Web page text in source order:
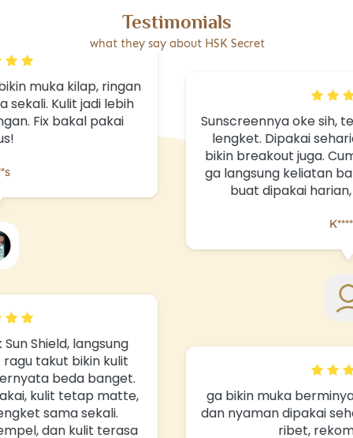
Testimonials
what they say about HSK Secret
Sunscreennya oke sih, teksturnya ringan dan ga
lengket. Dipakai seharian masih nyaman, ga
bikin breakout juga. Cuma menurutku hasilnya
ga langsung keliatan banget, tapi tetep worth
buat dipakai harian, lumayan rekomen
ga bikin muka berminyak, gampang meresap
dan nyaman dipakai sehari2. Kulit terlindungi ga
ribet, rekomen banget